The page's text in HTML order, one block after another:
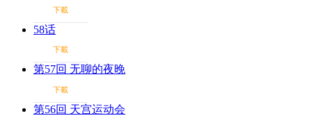
下載
58话
下載
第57回 无聊的夜晚
下載
第56回 天宫运动会